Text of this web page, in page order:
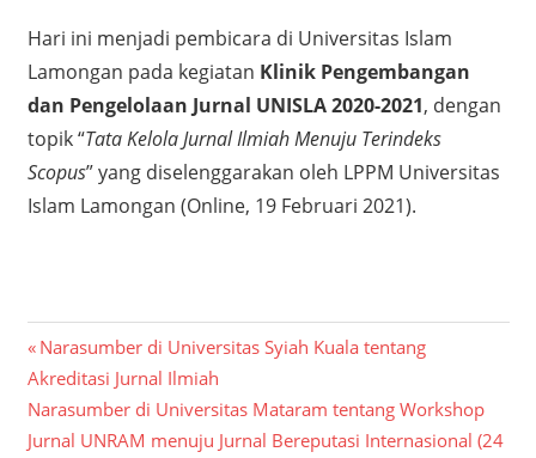
Hari ini menjadi pembicara di Universitas Islam
Lamongan pada kegiatan Klinik Pengembangan
dan Pengelolaan Jurnal UNISLA 2020-2021, dengan
topik “Tata Kelola Jurnal Ilmiah Menuju Terindeks
Scopus” yang diselenggarakan oleh LPPM Universitas
Islam Lamongan (Online, 19 Februari 2021).
Post
navigation
Previous
Post:
Narasumber di Universitas Syiah Kuala tentang
Akreditasi Jurnal Ilmiah
Next
Post:
Narasumber di Universitas Mataram tentang Workshop
Jurnal UNRAM menuju Jurnal Bereputasi Internasional (24